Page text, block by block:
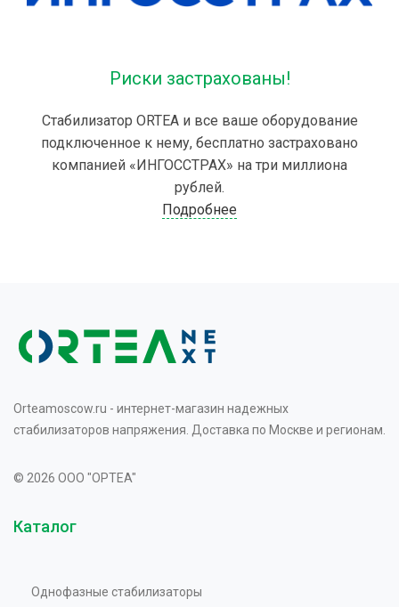
Риски застрахованы!
Стабилизатор ORTEA и все ваше оборудование
подключенное к нему, бесплатно застраховано
компанией «ИНГОССТРАХ» на три миллиона
рублей.
Подробнее
Orteamoscow.ru - интернет-магазин надежных
стабилизаторов напряжения. Доставка по Москве и регионам.
© 2026 OOO "OPTEA"
Каталог
Однофазные стабилизаторы